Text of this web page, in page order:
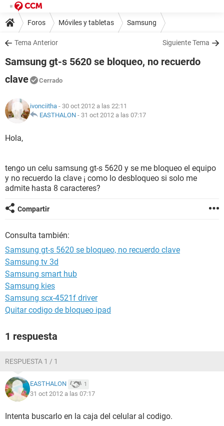
Foros Móviles y tabletas Samsung
Tema Anterior Siguiente Tema
Samsung gt-s 5620 se bloqueo, no recuerdo
clave
Cerrado
ivonciitha - 30 oct 2012 a las 22:11
EASTHALON - 31 oct 2012 a las 07:17
Hola,
tengo un celu samsung gt-s 5620 y se me bloqueo el equipo
y no recuerdo la clave ¡ como lo desbloqueo si solo me
admite hasta 8 caracteres?
Compartir
Consulta también:
Samsung gt-s 5620 se bloqueo, no recuerdo clave
Samsung tv 3d
Samsung smart hub
Samsung kies
Samsung scx-4521f driver
Quitar codigo de bloqueo ipad
1 respuesta
RESPUESTA 1 / 1
EASTHALON 1
31 oct 2012 a las 07:17
Intenta buscarlo en la caja del celular al codigo.